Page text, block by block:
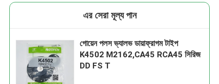
এর সেরা মূল্য পান
গোয়েন পলস ভ্যালভ ডায়াফ্রাগম টাইপ
K4502 M2162,CA45 RCA45 সিরিজ
DD FS T